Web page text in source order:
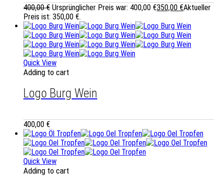
400,00€ Ursprünglicher Preis war: 400,00 €350,00 €Aktueller
Preis ist: 350,00 €.
Quick View
Adding to cart
Logo Burg Wein
400,00 €
Quick View
Adding to cart